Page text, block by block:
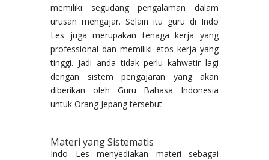
memiliki segudang pengalaman dalam
urusan mengajar. Selain itu guru di Indo
Les juga merupakan tenaga kerja yang
professional dan memiliki etos kerja yang
tinggi. Jadi anda tidak perlu kahwatir lagi
dengan sistem pengajaran yang akan
diberikan oleh Guru Bahasa Indonesia
untuk Orang Jepang tersebut.
Materi yang Sistematis
Indo Les menyediakan materi sebagai